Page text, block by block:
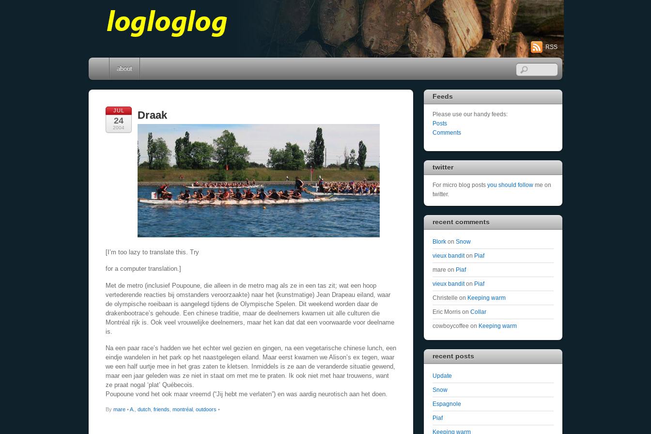
RSS
about
JUL
24
2004
Draak
[I’m too lazy to translate this. Try
for a computer translation.]
Met de metro (inclusief Poupoune, die alleen in de metro mag als ze in een tas zit; wat een hoop
vertederende reacties bij omstanders veroorzaakte) naar het (kunstmatige) Jean Drapeau eiland, waar
de olympische roeibaan is aangelegd tijdens de Olympische Spelen. Dit weekend worden daar de
drakenbootrace’s gehoude. Een chinese traditie, maar de deelnemers kwamen uit alle culturen die
Montréal rijk is. Ook veel vrouwelijke deelnemers, maar het kan dat dat een voorwaarde voor deelname
is.
Na een paar race’s hadden we het echter wel gezien en gingen, na een vegetarische chinese lunch, een
eindje wandelen in het park op het naastgelegen eiland. Maar eerst kwamen we Alison’s ex tegen, waar
we een half uurtje mee in het gras zaten te kletsen. Inmiddels is ze aan de veranderde situatie gewend,
maar een jaar geleden was ze niet in staat om met me te praten. Ik ook niet met haar trouwens, want
ze praat nogal ‘plat’ Québecois.
Poupoune vond het ook maar vreemd (“Jij hebt me verlaten”) en was aardig neurotisch aan het doen.
By mare •A. dutch friends montréal outdoors •
Feeds
Please use our handy feeds:
Posts
Comments
twitter
For micro blog posts you should follow me on
twitter.
recent comments
Blork on Snow
vieux banditon Piaf
mare on Piaf
vieux banditon Piaf
Christelle on Keeping warm
Eric Morris on Collar
cowboycoffee on Keeping warm
recent posts
Update
Snow
Espagnole
Piaf
Keeping warm